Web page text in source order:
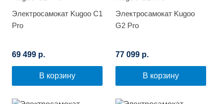
Электросамокат Kugoo C1
Pro
69 499 р.
В корзину
Электросамокат Kugoo
G2 Pro
77 099 р.
В корзину